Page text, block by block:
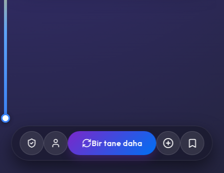
Bir tane daha